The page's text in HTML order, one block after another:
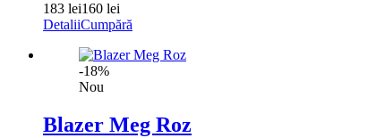
183 lei160 lei
DetaliiCumpără
-18%
Nou
Blazer Meg Roz